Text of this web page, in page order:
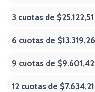
3 cuotas de $25.122,51
6 cuotas de $13.319,26
9 cuotas de $9.601,42
12 cuotas de $7.634,21